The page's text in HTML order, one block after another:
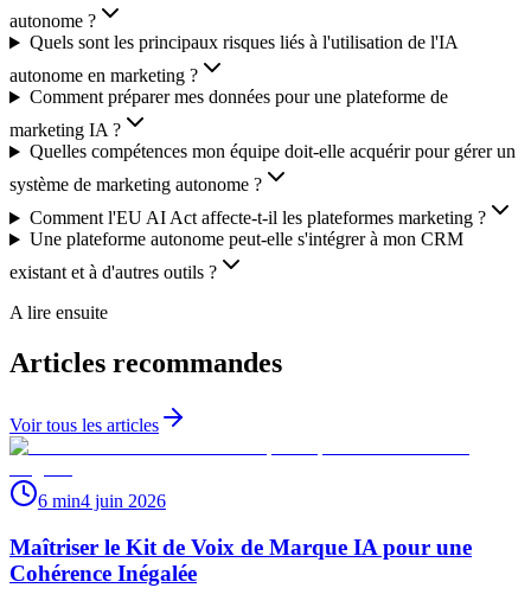
autonome ?
Quels sont les principaux risques liés à l'utilisation de l'IA
autonome en marketing ?
Comment préparer mes données pour une plateforme de
marketing IA ?
Quelles compétences mon équipe doit-elle acquérir pour gérer un
système de marketing autonome ?
Comment l'EU AI Act affecte-t-il les plateformes marketing ?
Une plateforme autonome peut-elle s'intégrer à mon CRM
existant et à d'autres outils ?
A lire ensuite
Articles recommandes
Voir tous les articles
6 min4 juin 2026
Maîtriser le Kit de Voix de Marque IA pour une
Cohérence Inégalée